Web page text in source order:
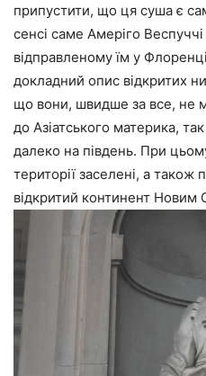
припустити, що ця суша є
сенсі саме Амеріго
відправленому їм у
докладний опис відкритих
що вони, швидше за все, не
до Азіатського материка,
далеко на південь. При
території заселені, а також
відкритий континент Новим